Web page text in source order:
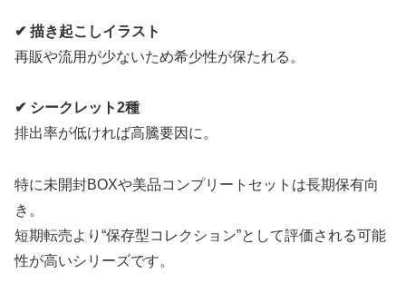
✔ 描き起こしイラスト
再販や流用が少ないため希少性が保たれる。
✔ シークレット2種
排出率が低ければ高騰要因に。
特に未開封BOXや美品コンプリートセットは長期保有向
き。
短期転売より“保存型コレクション”として評価される可能
性が高いシリーズです。